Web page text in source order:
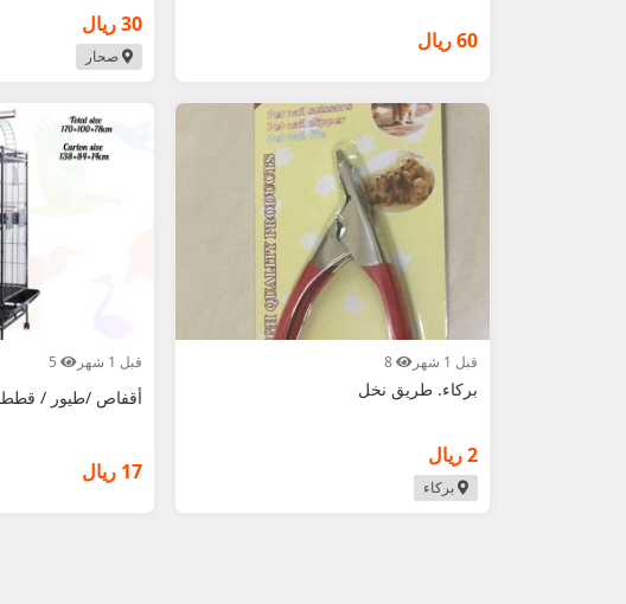
60 ريال
30 ريال
صحار
قبل 1 شهر
بركاء. طريق نخل
2 ريال
بركاء
قبل 1 شهر
أقفاص /طيور / قطط
17 ريال